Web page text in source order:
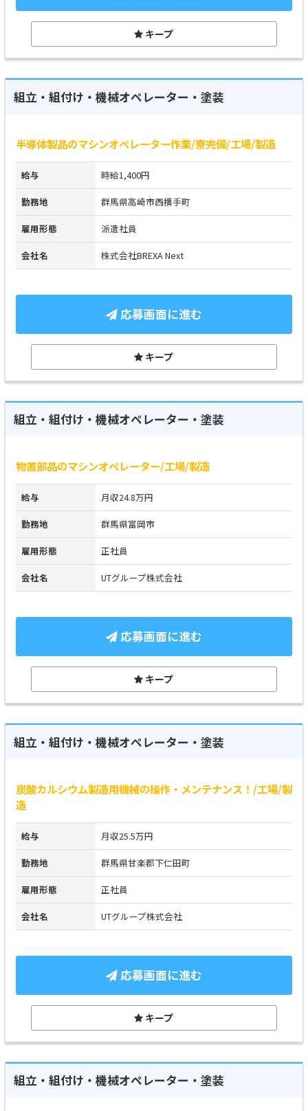
キープ
組立・組付け・機械オペレーター・塗装
半導体製品のマシンオペレーター作業/寮完備/工場/製造
給与 時給1,400円
勤務地 群馬県高崎市西横手町
雇用形態 派遣社員
会社名 株式会社BREXA Next
応募画面に進む
キープ
組立・組付け・機械オペレーター・塗装
物置部品のマシンオペレーター/工場/製造
給与 月収24.8万円
勤務地 群馬県富岡市
雇用形態 正社員
会社名 UTグループ株式会社
応募画面に進む
キープ
組立・組付け・機械オペレーター・塗装
炭酸カルシウム製造用機械の操作・メンテナンス！/工場/製
造
給与 月収25.5万円
勤務地 群馬県甘楽郡下仁田町
雇用形態 正社員
会社名 UTグループ株式会社
応募画面に進む
キープ
組立・組付け・機械オペレーター・塗装